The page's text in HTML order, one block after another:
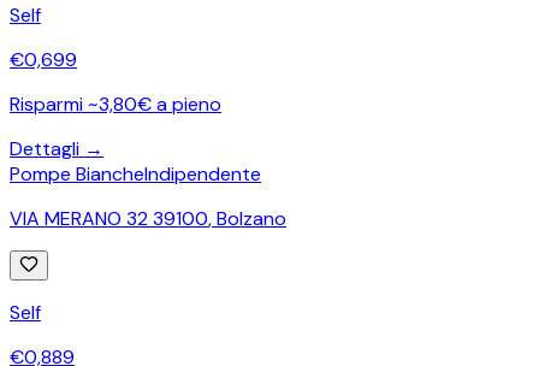
Self
€0,699
Risparmi ~3,80€ a pieno
Dettagli →
Pompe BiancheIndipendente
VIA MERANO 32 39100,Bolzano
Self
€0,889